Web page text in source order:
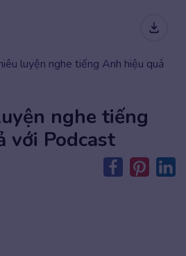
luyện nghe tiếng Anh hiệu quả
nghe tiếng
với Podcast